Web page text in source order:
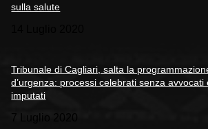
sulla salute
Tribunale di Cagliari, salta la
d’urgenza: processi celebrati senza avvocati
imputati
7 Luglio 2020